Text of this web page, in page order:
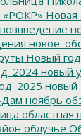
Новая
Новый год
новый
ноябрь
областная
облучье